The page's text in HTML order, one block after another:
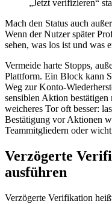
„Jetzt verifizieren“
Mach den Status auch
Wenn der Nutzer später
sehen, was los ist und was
Vermeide harte Stopps,
Plattform. Ein Block kann
Weg zur
sensiblen Aktion
weicheres Tor oft besser:
Bestätigung vor Aktionen
Teammitgliedern oder
Verzögerte
ausführen
Verzögerte Verifikation